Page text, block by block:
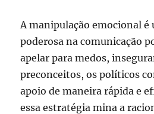
A manipulação emocional
poderosa na comunicação
apelar para medos,
preconceitos, os políticos
apoio de maneira rápida e
essa estratégia mina a